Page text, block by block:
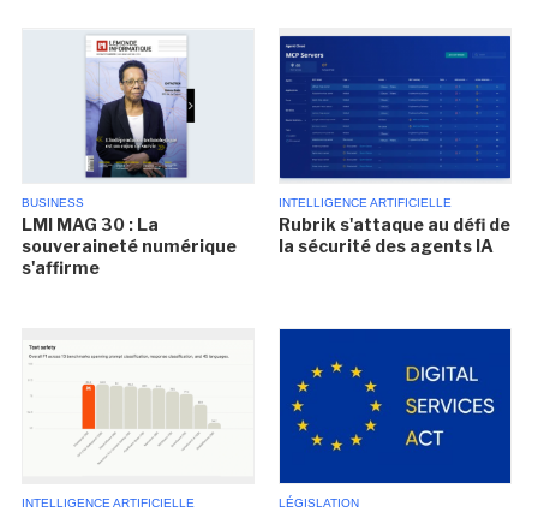
BUSINESS
LMI MAG 30 : La
souveraineté numérique
s'affirme
INTELLIGENCE ARTIFICIELLE
Rubrik s'attaque au défi de
la sécurité des agents IA
INTELLIGENCE ARTIFICIELLE LÉGISLATION